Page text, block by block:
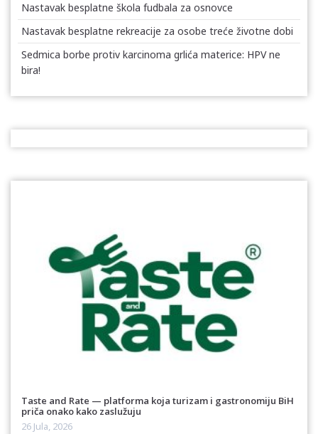
Nastavak besplatne škola fudbala za osnovce
Nastavak besplatne rekreacije za osobe treće životne dobi
Sedmica borbe protiv karcinoma grlića materice: HPV ne
bira!
Taste and Rate — platforma koja turizam i gastronomiju BiH
priča onako kako zaslužuju
26 Jula, 2026